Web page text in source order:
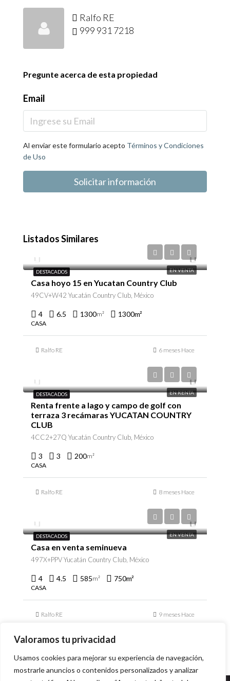
Valoramos tu privacidad
Usamos cookies para mejorar su experiencia de navegación,
mostrarle anuncios o contenidos personalizados y analizar
Ralfo RE
999 931 7218
Pregunte acerca de esta propiedad
Email
Al enviar este formulario acepto Términos y Condiciones
de Uso
Solicitar información
Listados Similares
DESTACADOS EN VENTA
Casa hoyo 15 en Yucatan Country Club
49CV+W42 Yucatán Country Club, México
4 6.5 1300m² 1300m²
CASA
Ralfo RE 6 meses Hace
DESTACADOS EN RENTA
Renta frente a lago y campo de golf con
terraza 3 recámaras YUCATAN COUNTRY
CLUB
4CC2+27Q Yucatán Country Club, México
3 3 200m²
CASA
Ralfo RE 8 meses Hace
DESTACADOS EN VENTA
Casa en venta seminueva
497X+PPV Yucatán Country Club, México
4 4.5 585m² 750m²
CASA
Ralfo RE 9 meses Hace